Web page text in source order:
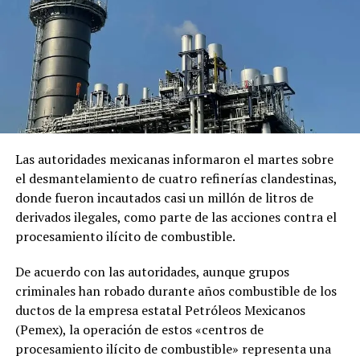
sentencia que el Gobierno mexicano considera ilegal.
El comunicado emitido por las cancillerías no ofreció
mayores detalles sobre el acuerdo para restablecer las
relaciones diplomáticas.
Sheinbaum también indicó que Chávez viajó a México en
un avión militar y calificó la entrega del salvoconducto
como «una acción de buena voluntad» de la presidenta
Keiko Fujimori.
Comparte esto:
Me gusta esto:
Las autoridades mexicanas informaron el martes sobre
el desmantelamiento de cuatro refinerías clandestinas,
donde fueron incautados casi un millón de litros de
derivados ilegales, como parte de las acciones contra el
procesamiento ilícito de combustible.
De acuerdo con las autoridades, aunque grupos
criminales han robado durante años combustible de los
ductos de la empresa estatal Petróleos Mexicanos
(Pemex), la operación de estos «centros de
procesamiento ilícito de combustible» representa una